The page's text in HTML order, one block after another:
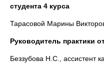
студента 4 курса
Тарасовой
Руководитель практики
Беззубова Н.С., ассистент